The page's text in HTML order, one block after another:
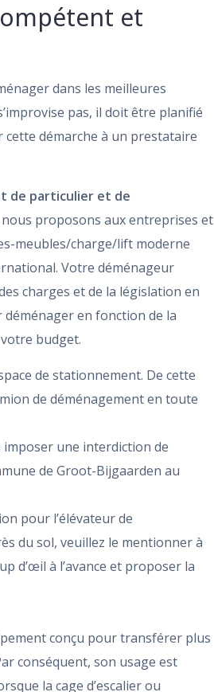
et
dans les meilleures
pas, il doit être planifié
cette démarche à un prestataire
de particulier et de
nous proposons aux entreprises et
meubles/charge/lift moderne
Votre déménageur
charges et de la législation en
en fonction de la
budget.
de stationnement. De cette
de déménagement en toute
une interdiction de
de Groot-Bijgaarden au
pour l’élévateur de
du sol, veuillez le mentionner à
d’œil à l’avance et proposer la
conçu pour transférer plus
conséquent, son usage est
la cage d’escalier ou